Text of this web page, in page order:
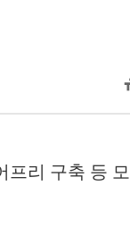
프리 구축 등